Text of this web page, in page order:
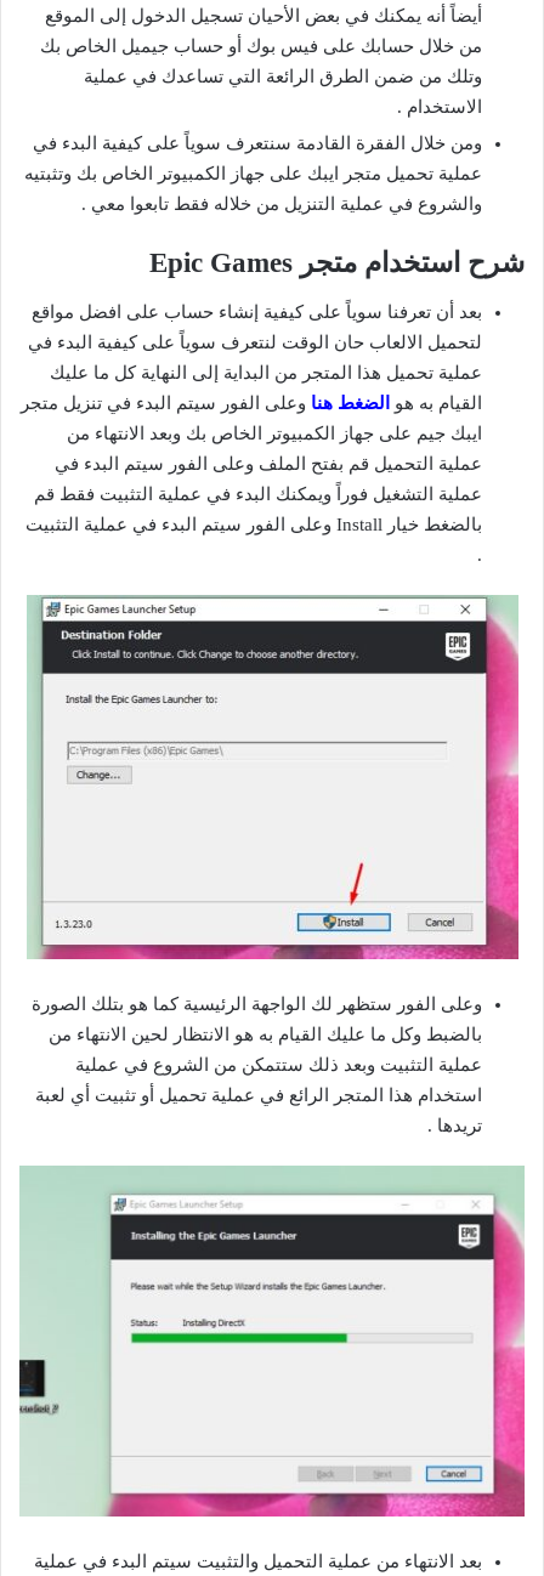
أيضاً أنه يمكنك في بعض الأحيان تسجيل الدخول إلى الموقع
من خلال حسابك على فيس بوك أو حساب جيميل الخاص بك
وتلك من ضمن الطرق الرائعة التي تساعدك في عملية
الاستخدام .
ومن خلال الفقرة القادمة سنتعرف سوياً على كيفية البدء في
عملية تحميل متجر ايبك على جهاز الكمبيوتر الخاص بك وتثبتيه
والشروع في عملية التنزيل من خلاله فقط تابعوا معي .
شرح استخدام متجر Epic Games
بعد أن تعرفنا سوياً على كيفية إنشاء حساب على افضل مواقع
لتحميل الالعاب حان الوقت لنتعرف سوياً على كيفية البدء في
عملية تحميل هذا المتجر من البداية إلى النهاية كل ما عليك
القيام به هو
الضغط هنا وعلى الفور سيتم البدء في تنزيل متجر
ايبك جيم على جهاز الكمبيوتر الخاص بك وبعد الانتهاء من
عملية التحميل قم بفتح الملف وعلى الفور سيتم البدء في
عملية التشغيل فوراً ويمكنك البدء في عملية التثبيت فقط قم
بالضغط خيار Install وعلى الفور سيتم البدء في عملية التثبيت
.
وعلى الفور ستظهر لك الواجهة الرئيسية كما هو بتلك الصورة
بالضبط وكل ما عليك القيام به هو الانتظار لحين الانتهاء من
عملية التثبيت وبعد ذلك ستتمكن من الشروع في عملية
استخدام هذا المتجر الرائع في عملية تحميل أو تثبيت أي لعبة
تريدها .
بعد الانتهاء من عملية التحميل والتثبيت سيتم البدء في عملية